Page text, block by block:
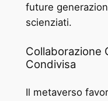
future
scienziati.
Collaborazione
Condivisa
Il metaverso